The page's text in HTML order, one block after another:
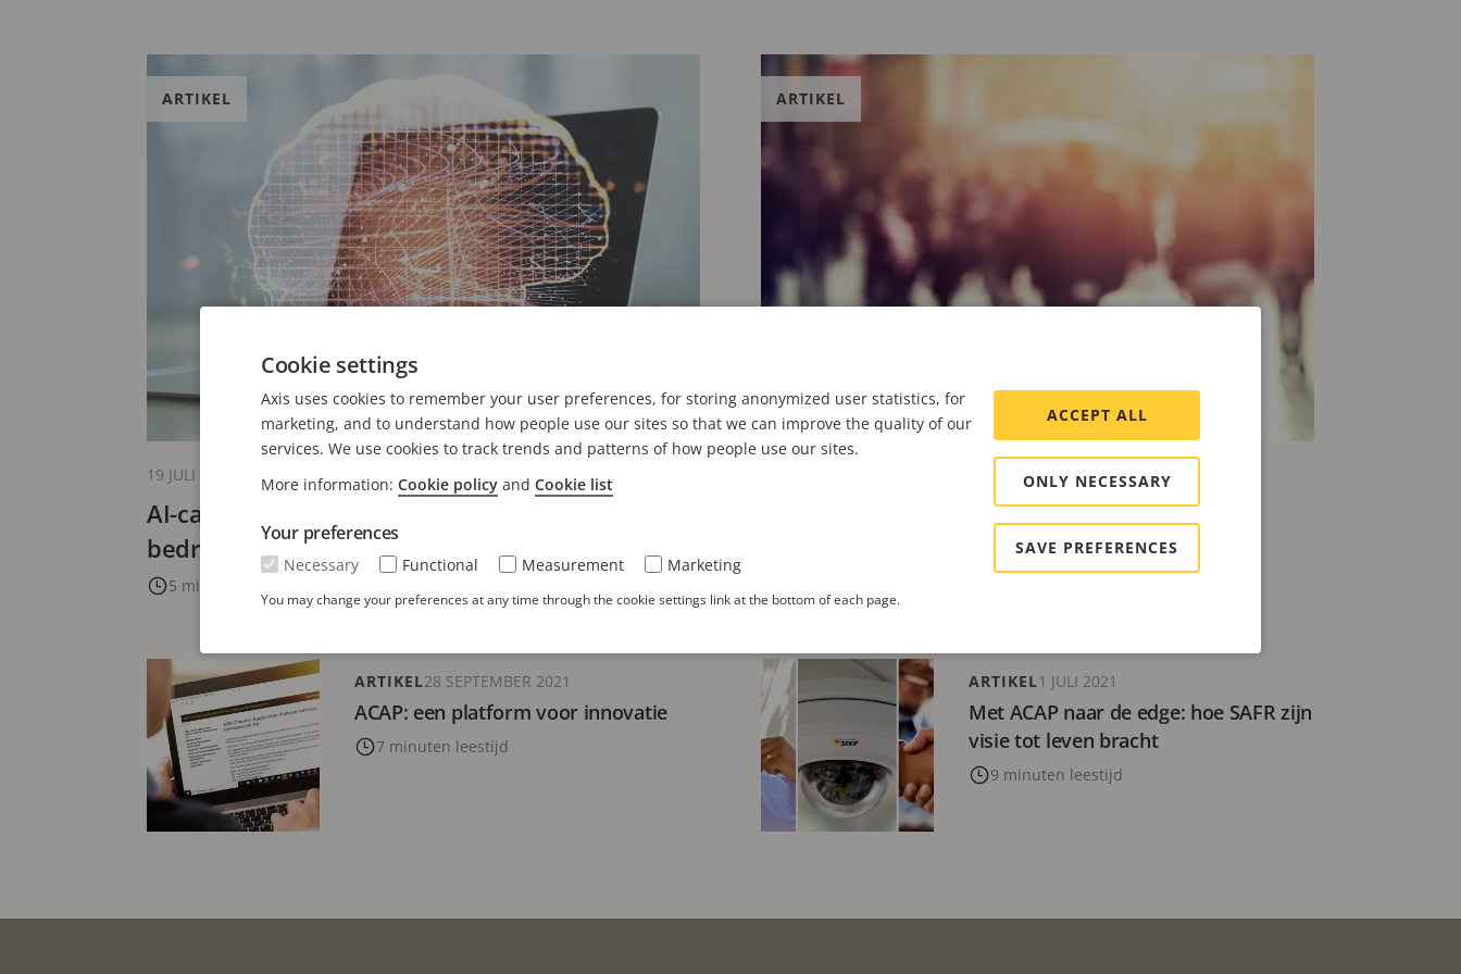
AI-camera's: een revolutie in beveiliging en
bedrijfsprestaties
5 minuten leestijd
ARTIKEL
19 JULI 2024
Privacy waarborgen bij surveillance
ARTIKEL
ACAP: een platform voor innovatie
7 minuten leestijd
ARTIKEL28 SEPTEMBER 2021
Met ACAP naar de edge: hoe SAFR zijn
visie tot leven bracht
9 minuten leestijd
ARTIKEL1 JULI 2021
Cookie settings
Axis uses cookies to remember your user preferences, for storing anonymized user statistics, for
marketing, and to understand how people use our sites so that we can improve the quality of our
services. We use cookies to track trends and patterns of how people use our sites.
More information: Cookie policy and Cookie list
Your preferences
Necessary Functional Measurement Marketing
You may change your preferences at any time through the cookie settings link at the bottom of each page.
ACCEPT ALL
ONLY NECESSARY
SAVE PREFERENCES